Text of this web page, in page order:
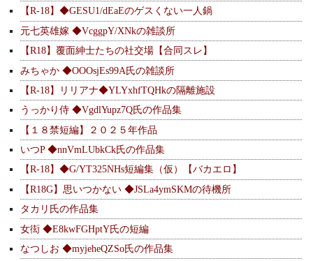
【R-18】◆GESU1/dEaEのゲスくない一人鍋
元七英雄嫁 ◆VcggpY/XNkの雑談所
【R18】覆面紳士たちの社交場【合同スレ】
みちゃか ◆OOOsjEs99A氏の雑談所
【R-18】リリアナ◆YLYxhfTQHkの隔離施設
うっかり侍 ◆VgdlYupz7Q氏の作品集
【１８禁短編】２０２５年作品
いつP ◆nnVmLUbkCk氏の作品集
【R-18】◆G/YT325NHs短編集（仮）【バカエロ】
【R18G】思いつかない ◆JSLa4ymSKMの待機所
タカリ氏の作品集
女衒 ◆E8kwFGHptY氏の短編
なつしお ◆myjeheQZSo氏の作品集